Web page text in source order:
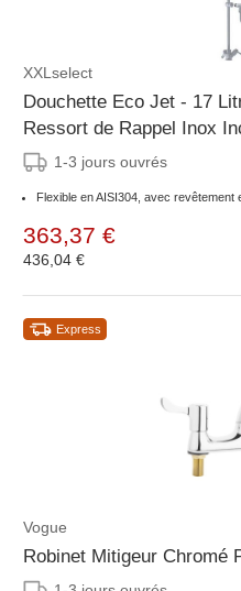
XXLselect
Douchette Eco Jet - 17
Ressort de Rappel Inox
1-3 jours ouvrés
Flexible en AISI304, avec
363,37 €
436,04 €
Express
Vogue
Robinet Mitigeur Chromé